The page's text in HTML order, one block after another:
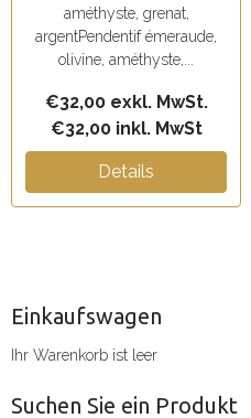
améthyste, grenat,
argentPendentif émeraude,
olivine, améthyste,...
€32,00 exkl. MwSt.
€32,00 inkl. MwSt
Details
Einkaufswagen
Ihr Warenkorb ist leer
Suchen Sie ein Produkt